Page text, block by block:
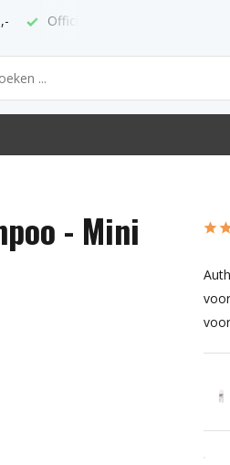
Bestel voor 21h = volgende
- Mini